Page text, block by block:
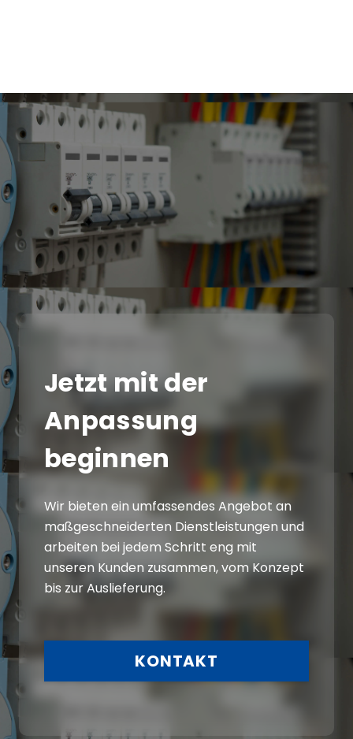
Jetzt mit der
Anpassung
beginnen
Wir bieten ein umfassendes Angebot an
maßgeschneiderten Dienstleistungen und
arbeiten bei jedem Schritt eng mit
unseren Kunden zusammen, vom Konzept
bis zur Auslieferung.
KONTAKT